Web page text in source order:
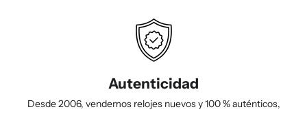
Autenticidad
Desde 2006, vendemos relojes nuevos y 100 % auténticos,